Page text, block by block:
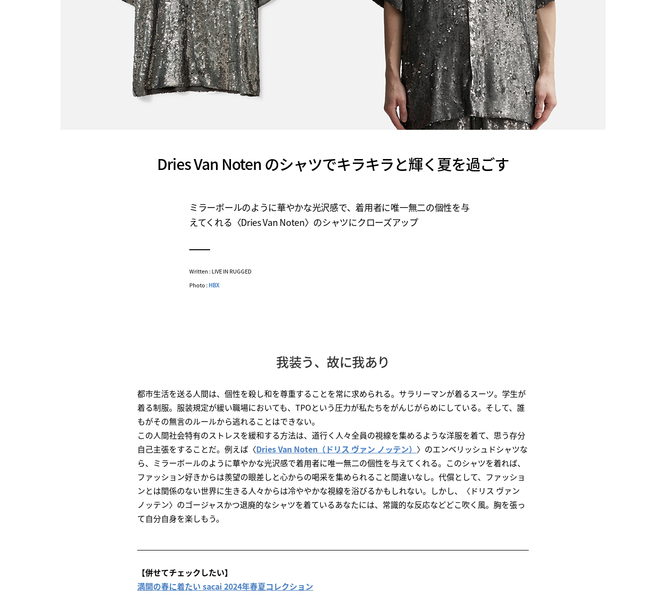
Dries Van Noten のシャツでキラキラと輝く夏を過ごす
ミラーボールのように華やかな光沢感で、着用者に唯一無二の個性を与
えてくれる〈Dries Van Noten〉のシャツにクローズアップ
Written : LIVE IN RUGGED
Photo :HBX
我装う、故に我あり
都市生活を送る人間は、個性を殺し和を尊重することを常に求められる。サラリーマンが着るスーツ。学生が
着る制服。服装規定が緩い職場においても、TPOという圧力が私たちをがんじがらめにしている。そして、誰
もがその無言のルールから逃れることはできない。
この人間社会特有のストレスを緩和する方法は、道行く人々全員の視線を集めるような洋服を着て、思う存分
自己主張をすることだ。例えば〈Dries Van Noten（ドリス ヴァン ノッテン） 〉のエンベリッシュドシャツな
ら、ミラーボールのように華やかな光沢感で着用者に唯一無二の個性を与えてくれる。このシャツを着れば、
ファッション好きからは羨望の眼差しと心からの喝采を集められること間違いなし。代償として、ファッショ
ンとは関係のない世界に生きる人々からは冷ややかな視線を浴びるかもしれない。しかし、〈ドリス ヴァン
ノッテン〉のゴージャスかつ退廃的なシャツを着ているあなたには、常識的な反応などどこ吹く風。胸を張っ
て自分自身を楽しもう。
【併せてチェックしたい】
満開の春に着たい sacai 2024年春夏コレクション